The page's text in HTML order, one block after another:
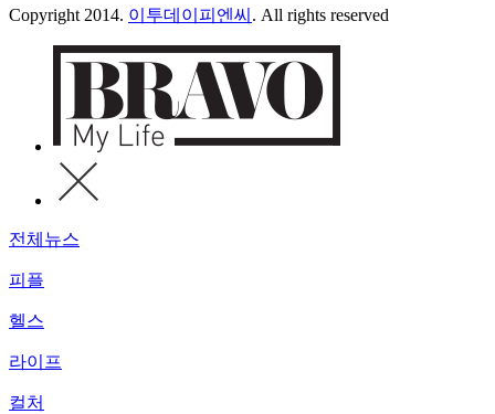
Copyright 2014. 이투데이피엔씨 . All rights reserved
전체뉴스
피플
헬스
라이프
컬처